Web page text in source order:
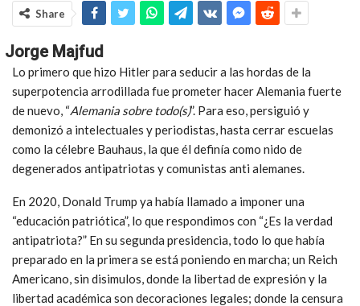
Share
Jorge Majfud
Lo primero que hizo Hitler para seducir a las hordas de la
superpotencia arrodillada fue prometer hacer Alemania fuerte
de nuevo, “Alemania sobre todo(s)”. Para eso, persiguió y
demonizó a intelectuales y periodistas, hasta cerrar escuelas
como la célebre Bauhaus, la que él definía como nido de
degenerados antipatriotas y comunistas anti alemanes.
En 2020, Donald Trump ya había llamado a imponer una
“educación patriótica”, lo que respondimos con “¿Es la verdad
antipatriota?” En su segunda presidencia, todo lo que había
preparado en la primera se está poniendo en marcha; un Reich
Americano, sin disimulos, donde la libertad de expresión y la
libertad académica son decoraciones legales; donde la censura